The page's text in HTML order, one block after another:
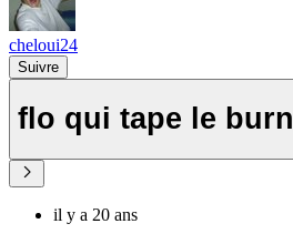
cheloui24
Suivre
flo qui tape le burn
il y a 20 ans